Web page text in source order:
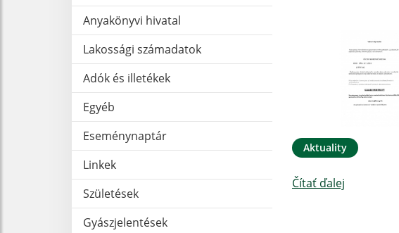
Anyakönyvi hivatal
Lakossági számadatok
Adók és illetékek
Egyéb
Eseménynaptár
Linkek
Születések
Gyászjelentések
Aktuality
Čítať ďalej